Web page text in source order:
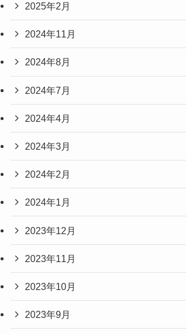
2025年2月
2024年11月
2024年8月
2024年7月
2024年4月
2024年3月
2024年2月
2024年1月
2023年12月
2023年11月
2023年10月
2023年9月